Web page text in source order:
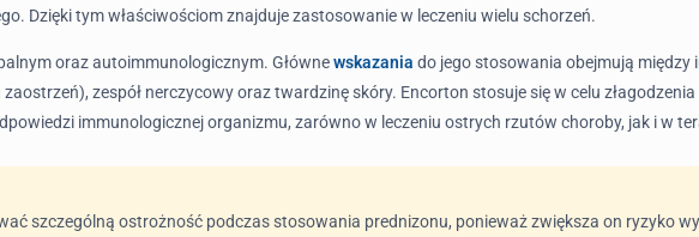
Dzięki tym właściwościom znajduje zastosowanie w leczeniu wielu schorzeń.
oraz autoimmunologicznym. Głównewskazania do jego stosowania obejmują między
zespół nerczycowy oraz twardzinę skóry. Encorton stosuje się w celu
immunologicznej organizmu, zarówno w leczeniu ostrych rzutów choroby, jak i w
szczególną ostrożność podczas stosowania prednizonu, ponieważ zwiększa on ryzyko